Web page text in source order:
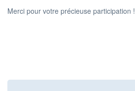
Merci pour votre précieuse participation !